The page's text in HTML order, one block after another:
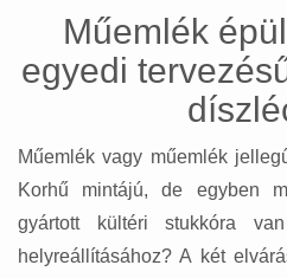
Műemlék
egyedi
Műemlék vagy műemlék
Korhű mintájú, de egyben
gyártott kültéri stukkóra
helyreállításához? A két